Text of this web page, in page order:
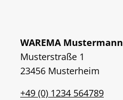
WAREMA Mustermann
Musterstraße 1
23456 Musterheim
+49 (0) 1234 564789